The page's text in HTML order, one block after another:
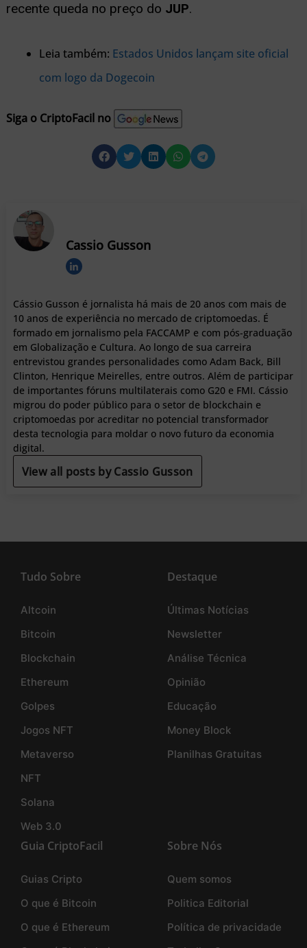
recente queda no preço do JUP.
Leia também: Estados Unidos lançam site oficial
com logo da Dogecoin
Siga o CriptoFacil no
Cassio Gusson
Cássio Gusson é jornalista há mais de 20 anos com mais de
10 anos de experiência no mercado de criptomoedas. É
formado em jornalismo pela FACCAMP e com pós-graduação
em Globalização e Cultura. Ao longo de sua carreira
entrevistou grandes personalidades como Adam Back, Bill
Clinton, Henrique Meirelles, entre outros. Além de participar
de importantes fóruns multilaterais como G20 e FMI. Cássio
migrou do poder público para o setor de blockchain e
criptomoedas por acreditar no potencial transformador
desta tecnologia para moldar o novo futuro da economia
digital.
View all posts by Cassio Gusson
Tudo Sobre
Altcoin
Bitcoin
Blockchain
Ethereum
Golpes
Jogos NFT
Metaverso
NFT
Solana
Web 3.0
Destaque
Últimas Notícias
Newsletter
Análise Técnica
Opinião
Educação
Money Block
Planilhas Gratuitas
Guia CriptoFacil
Guias Cripto
O que é Bitcoin
O que é Ethereum
Sobre Nós
Quem somos
Politica Editorial
Política de privacidade